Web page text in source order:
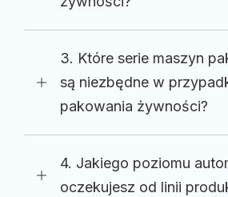
3. Które serie maszyn
są niezbędne w
pakowania żywności?
4. Jakiego poziomu
oczekujesz od linii